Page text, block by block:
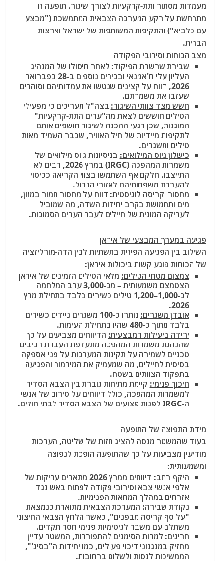
A
p
p
ra
m
b
o
o
מעמדות מסתור ותת-קרקעיות לצורך שיגור. תופעה זו
מתרחשת על רקע המערכה הצבאית המתמשכת ("מבצע
עם כלביא") והתקיפות המשותפות של ישראל וארצות
הברית.
מצב הכוחות וסירובי הפקודה
שבירת שרשרת הפיקוד: לאחר חיסולו של המנהיג
העליון עלי ח'אמנאי ובכירים נוספים ב-28 בפברואר
2026, דווח על קצינים שנטשו את עמדותיהם וסוהרים
שעזבו את משמרתם.
חשש מצד צוותי השיגור: בצה"ל מעריכים כי מפעילי
הטילים חוששים לצאת מה"ערים התת-קרקעיות"
המוגנות, שכן רגעי ההכנה לשיגור חושפים אותם
לתקיפות מיידיות של חיל האוויר, שכבר השמיד מאות
טילים ומשגרים.
כישלון גיוס המילואים: בניסיונות גיוס מילואים של
משמרות המהפכה (IRGC) במרץ 2026, רבים לא
התייצבו. חלקם אף השתמשו בצווי הקריאה ככיסוי
להעברת משפחותיהם לאזורי הגבול.
מחסור וקריסה לוגיסטית: דווח על מחסור חמור במזון,
מים ותחמושת בקרב יחידות השדה, מה שמוביל
לעריקה המונית של חיילים לעבר הערים הסמוכות.
פגיעה במערך המבצעי של איראן
השילוב בין הפגיעה הפיזית בתשתיות לבין הדה-מורליזציה
של הכוחות פוגע קשות ביכולות איראן:
צמצום מטחי הטילים: מלאי הטילים הזמינים של איראן
הצטמצם משמעותית – מכ-3,000 ערב המלחמה
לכ-1,000–1,200 טילים כשירים בלבד בתחילת מרץ
2026.
אובדן משגרים:
נותרו כ-100 משגרים ניידים כשירים
בלבד מתוך כ-480 שהיו בתחילת העימות.
ירידה ביעילות המבצעית: הדיווחים מצביעים על כך
שהנהגת משמרות המהפכה מתעדפת העברת רכיבים
טכניים לשמירה על תקינות המערכות על פני אספקה
בסיסית לחיילים, מה שמעמיק את המירמור והפגיעה
בתפקוד הצוותים בשטח.
חיכוך פנימי: קיימת מתיחות גוברת בין הצבא הסדיר
למשמרות המהפכה, כולל דיווחים על סירוב של אנשי
ה-IRGC לפנות פצועים של הצבא הסדיר לבתי חולים.
מידת התפוצה של התופעה
בעוד שהמשטר מנסה להציג חזות של שליטה, הערכות
מודיעין מצביעות על כך שהתופעה הופכת לנפוצה
ומשמעותית:
היקף רחב:
דיווחים ממרץ 2026 מתארים עריקות של
אלפי אנשי צבא וסירובי פקודה לפתוח באש נגד
אזרחים במהלך המחאות הפנימיות.
נקודת שבירה: המערכת הצבאית מתוארת כנמצאת
"על סף קריסה מבפנים", כאשר הלחץ הצבאי החיצוני
משתלב עם משבר לגיטימיות פנימי חסר תקדים.
חריגים: למרות הסימנים להתפוררות, המשטר עדיין
מחזיק במנגנוני דיכוי פעילים, כמו יחידות ה"בסיג'",
הממשיכות לנסות ולשלוט ברחובות.